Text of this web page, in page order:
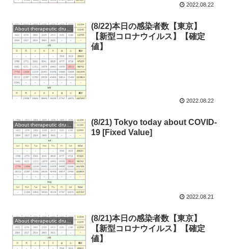
2022.08.22
About therapeutic drugs and vaccines
(8/22)本日の感染者数【東京】
【新型コロナウイルス】【確定
値】
2022.08.22
(8/21) Tokyo today about COVID-
19 [Fixed Value]
2022.08.21
About therapeutic drugs and vaccines
(8/21)本日の感染者数【東京】
【新型コロナウイルス】【確定
値】